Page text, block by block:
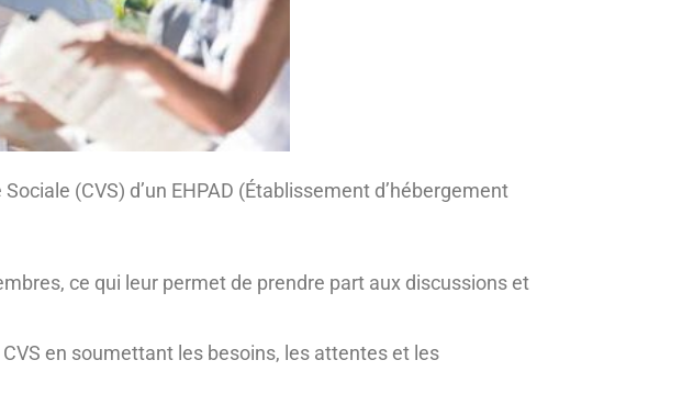
(CVS) d’un EHPAD (Établissement d’hébergement
ce qui leur permet de prendre part aux discussions et
en soumettant les besoins, les attentes et les